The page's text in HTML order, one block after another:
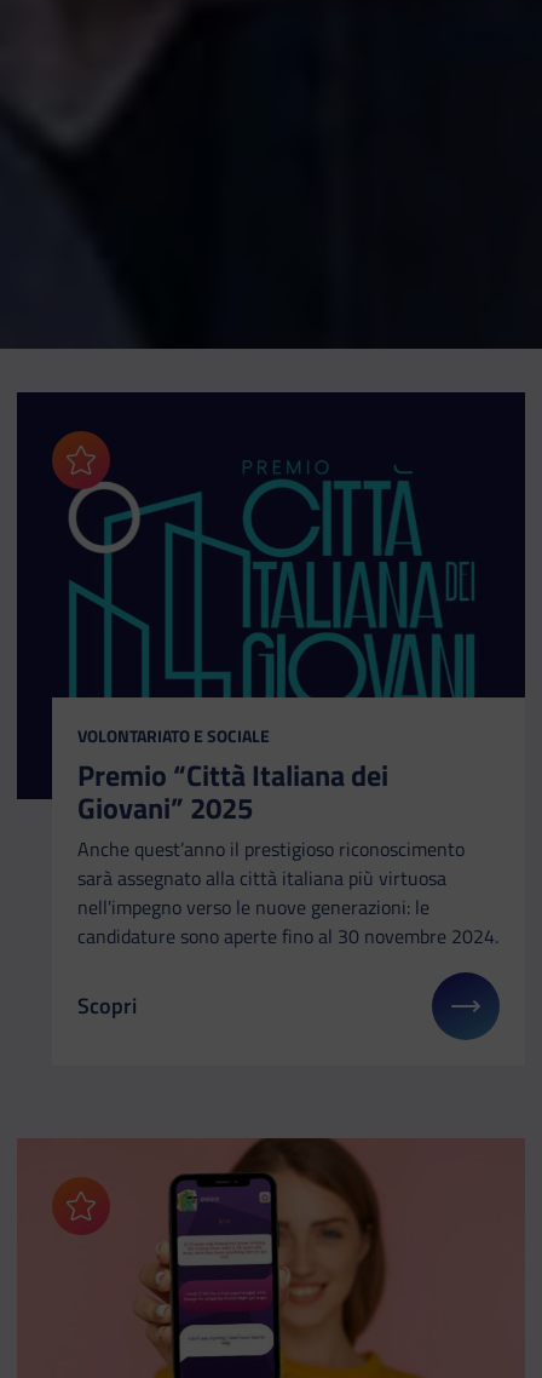
Aggiungi ai preferiti
CATEGORIA:
VOLONTARIATO E SOCIALE
Premio “Città Italiana dei
Giovani” 2025
Anche quest’anno il prestigioso riconoscimento
sarà assegnato alla città italiana più virtuosa
nell'impegno verso le nuove generazioni: le
candidature sono aperte fino al 30 novembre 2024.
Il link ti porterà ad avere maggiori dettagli su:
Scopri
Aggiungi ai preferiti